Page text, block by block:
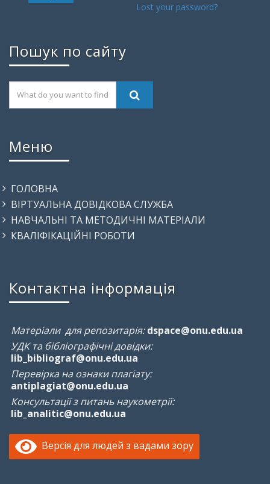
Lost your password?
Пошук по сайту
Меню
ГОЛОВНА
ВІРТУАЛЬНА ДОВІДКОВА СЛУЖБА
НАВЧАЛЬНІ ТА МЕТОДИЧНІ МАТЕРІАЛИ
КВАЛІФІКАЦІЙНІ РОБОТИ
Контактна інформація
Матеріали для репозитарія: dspace@onu.edu.ua
УДК та бібліографічні довідки:
lib_bibliograf@onu.edu.ua
Перевірка на ознаки плагіату:
antiplagiat@onu.edu.ua
Консультації з питань наукометрії:
lib_analitic@onu.edu.ua
Версія для людей з вадами зору